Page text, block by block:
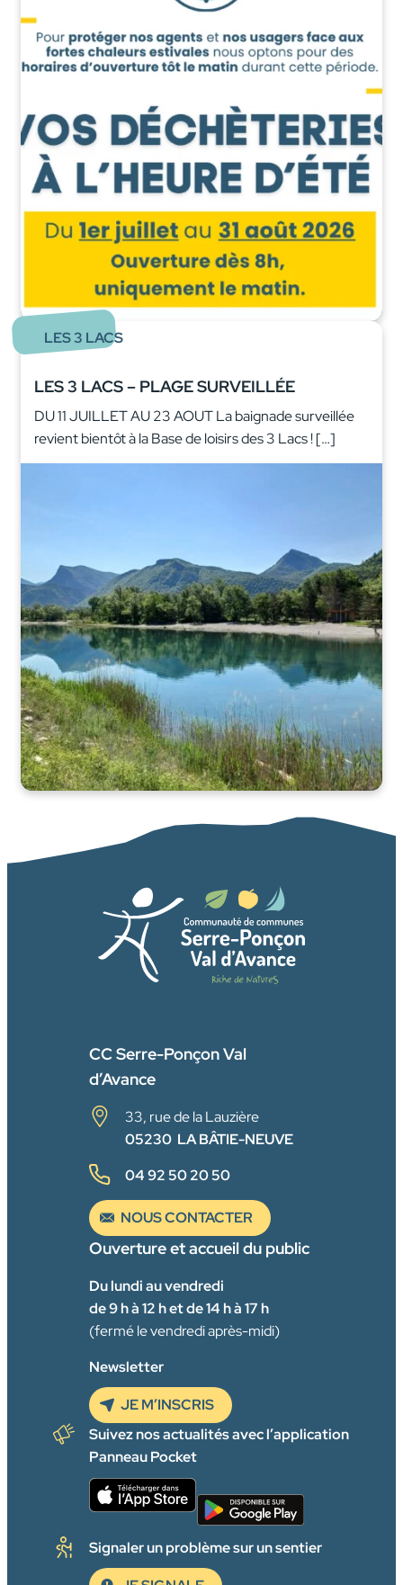
LES 3 LACS
LES 3 LACS – PLAGE SURVEILLÉE
DU 11 JUILLET AU 23 AOUT La baignade surveillée
revient bientôt à la Base de loisirs des 3 Lacs ! […]
CC Serre-Ponçon Val
d’Avance
33, rue de la Lauzière
05230 LA BÂTIE-NEUVE
04 92 50 20 50
NOUS CONTACTER
Ouverture et accueil du public
Du lundi au vendredi
de 9 h à 12 h et de 14 h à 17 h
(fermé le vendredi après-midi)
Newsletter
JE M’INSCRIS
Suivez nos actualités avec l’application
Panneau Pocket
Signaler un problème sur un sentier